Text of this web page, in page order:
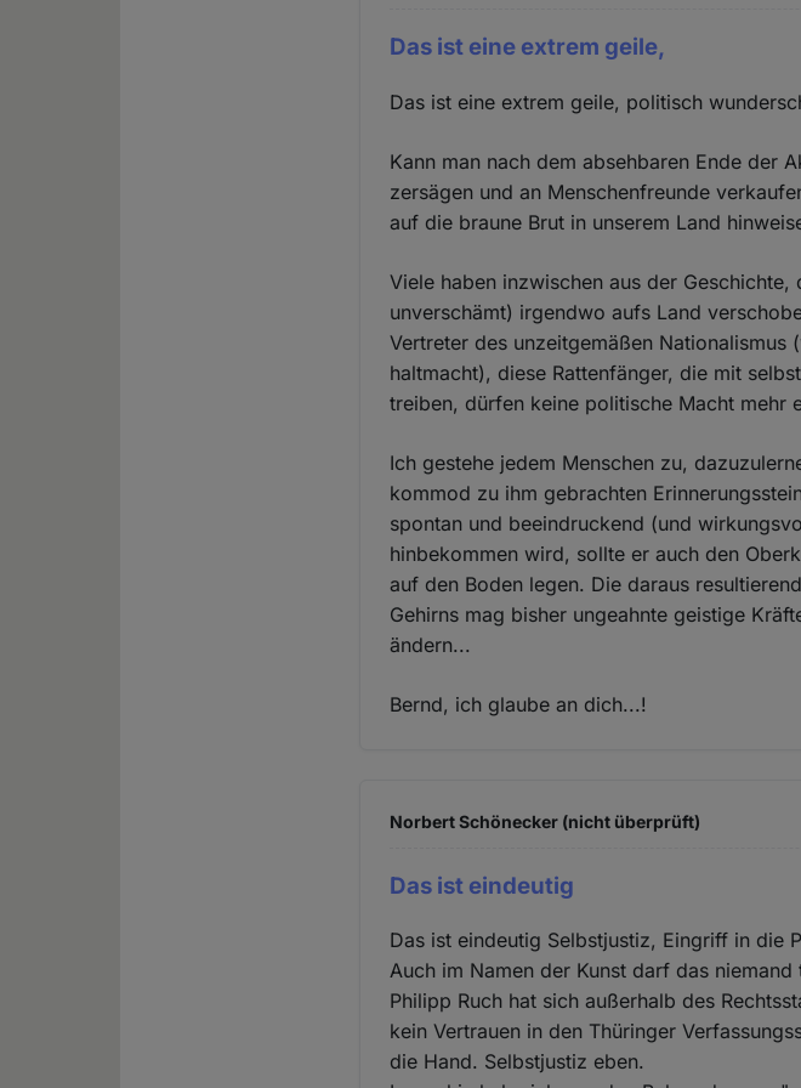
Das ist eine extrem geile,
Das ist eine extrem geile, politisch
Kann man nach dem absehbaren Ende der
zersägen und an Menschenfreunde
auf die braune Brut in unserem Land
Viele haben inzwischen aus der
unverschämt) irgendwo aufs Land
Vertreter des unzeitgemäßen
haltmacht), diese Rattenfänger, die mit
treiben, dürfen keine politische Macht mehr
Ich gestehe jedem Menschen zu,
kommod zu ihm gebrachten
spontan und beeindruckend (und
hinbekommen wird, sollte er auch den
auf den Boden legen. Die daraus
Gehirns mag bisher ungeahnte geistige
ändern...
Bernd, ich glaube an dich...!
Norbert Schönecker (nicht überprüft)
Das ist eindeutig
Das ist eindeutig Selbstjustiz, Eingriff in die
Auch im Namen der Kunst darf das niemand
Philipp Ruch hat sich außerhalb des
kein Vertrauen in den Thüringer
die Hand. Selbstjustiz eben.